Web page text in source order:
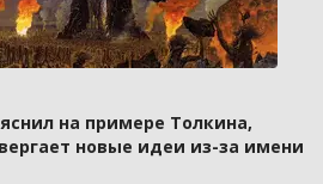
на примере Толкина,
новые идеи из-за имени